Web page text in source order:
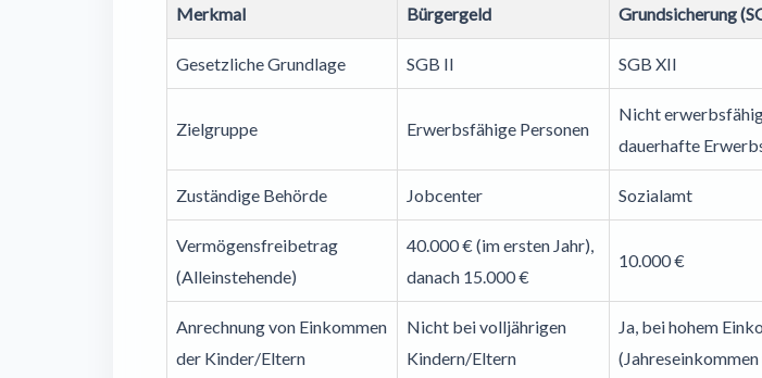
Merkmal Bürgergeld Grundsicherung
Gesetzliche Grundlage SGB II SGB XII
Zielgruppe Erwerbsfähige Personen
Nicht
dauerhafte
Zuständige Behörde Jobcenter Sozialamt
Vermögensfreibetrag
(Alleinstehende)
40.000 € (im ersten Jahr),
danach 15.000 €
10.000 €
Anrechnung von Einkommen
der Kinder/Eltern
Nicht bei volljährigen
Kindern/Eltern
Ja, bei hohem